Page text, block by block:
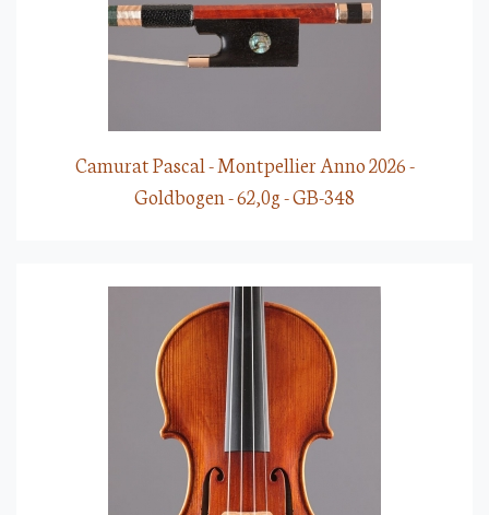
Camurat Pascal - Montpellier Anno 2026 -
Goldbogen - 62,0g - GB-348